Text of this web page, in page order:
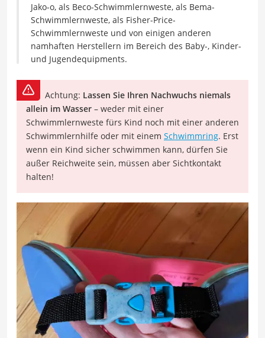
Jako-o, als Beco-Schwimmlernweste, als Bema-
Schwimmlernweste, als Fisher-Price-
Schwimmlernweste und von einigen anderen
namhaften Herstellern im Bereich des Baby-, Kinder-
und Jugendequipments.
Achtung: Lassen Sie Ihren Nachwuchs niemals
allein im Wasser – weder mit einer
Schwimmlernweste fürs Kind noch mit einer anderen
Schwimmlernhilfe oder mit einem Schwimmring. Erst
wenn ein Kind sicher schwimmen kann, dürfen Sie
außer Reichweite sein, müssen aber Sichtkontakt
halten!